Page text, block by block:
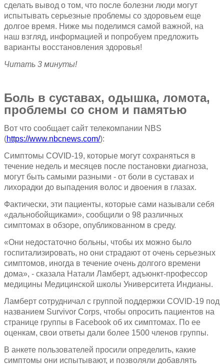
сделать вывод о том, что после болезни люди могут
испытывать серьезные проблемы со здоровьем еще
долгое время. Ниже мы поделимся самой важной, на
наш взгляд, информацией и попробуем предложить
варианты восстановления здоровья!
Читать 3 минуты!
Боль в суставах, одышка, ломота,
проблемы со сном и памятью
Вот что сообщает сайт телекомпании NBS
(https://www.nbcnews.com/):
Симптомы COVID-19, которые могут сохраняться в
течение недель и месяцев после постановки диагноза,
могут быть самыми разными - от боли в суставах и
лихорадки до выпадения волос и двоения в глазах.
Фактически, эти пациенты, которые сами называли себя
«дальнобойщиками», сообщили о 98 различных
симптомах в обзоре, опубликованном в среду.
«Они недостаточно больны, чтобы их можно было
госпитализировать, но они страдают от очень серьезных
симптомов, иногда в течение очень долгого времени
дома», - сказала Натали Ламберт, адъюнкт-профессор
медицины Медицинской школы Университета Индианы.
Ламберт сотрудничал с группой поддержки COVID-19 под
названием Survivor Corps, чтобы опросить пациентов на
странице группы в Facebook об их симптомах. По ее
оценкам, свои ответы дали более 1500 членов группы.
В анкете пользователей просили определить, какие
симптомы они испытывают, и позволяли добавлять